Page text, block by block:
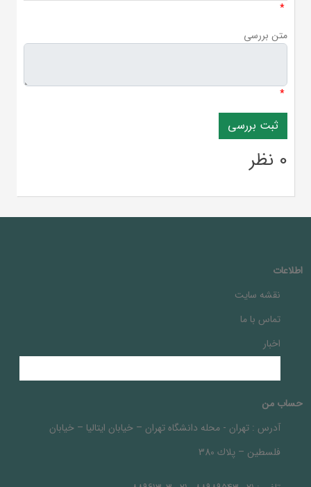
*
متن بررسی
*
0 نظر
اطلاعات
نقشه سایت
تماس با ما
اخبار
حساب من
آدرس : تهران - محله دانشگاه تهران – خيابان ايتاليا – خيابان
فلسطين – پلاك 380